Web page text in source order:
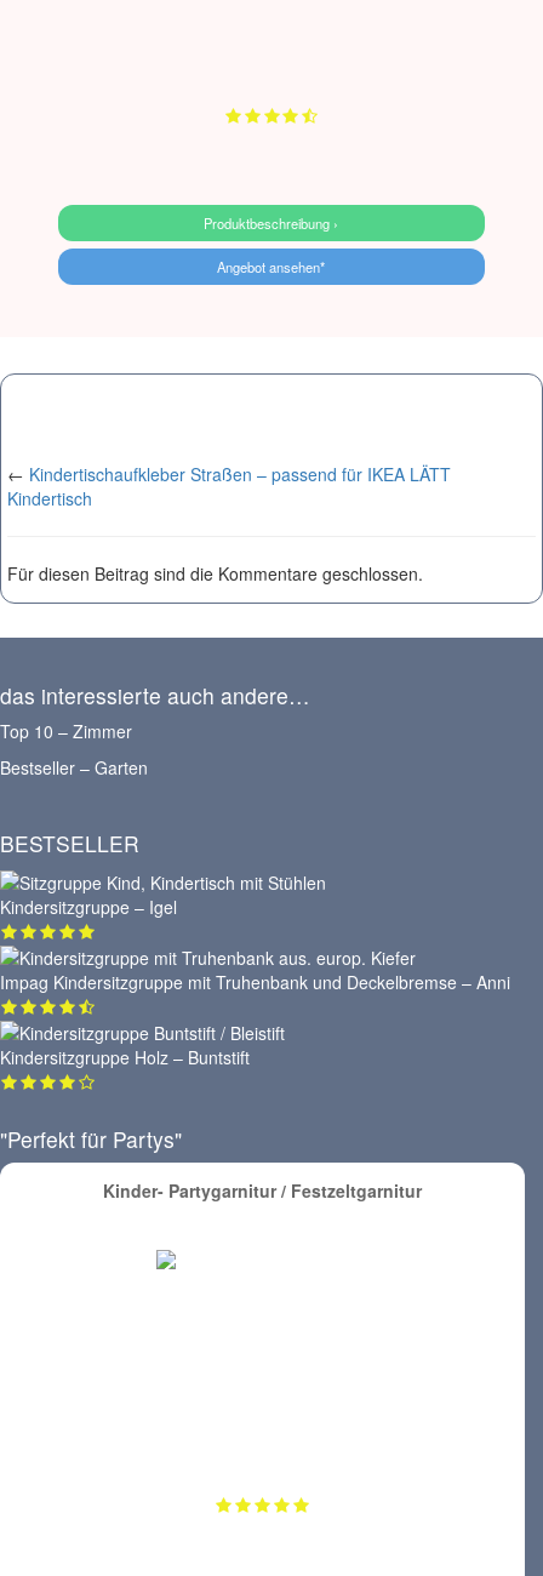
Produktbeschreibung ›
Angebot ansehen*
← Kindertischaufkleber Straßen – passend für IKEA LÄTT
Kindertisch
Für diesen Beitrag sind die Kommentare geschlossen.
das interessierte auch andere…
Top 10 – Zimmer
Bestseller – Garten
BESTSELLER
Kindersitzgruppe – Igel
Impag Kindersitzgruppe mit Truhenbank und Deckelbremse – Anni
Kindersitzgruppe Holz – Buntstift
"Perfekt für Partys"
Kinder- Partygarnitur / Festzeltgarnitur